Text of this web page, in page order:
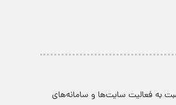
به فعالیت سایت‌ها و سامانه‌های